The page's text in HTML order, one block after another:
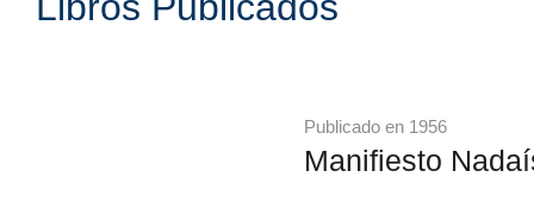
Publicado en 1956
Manifiesto